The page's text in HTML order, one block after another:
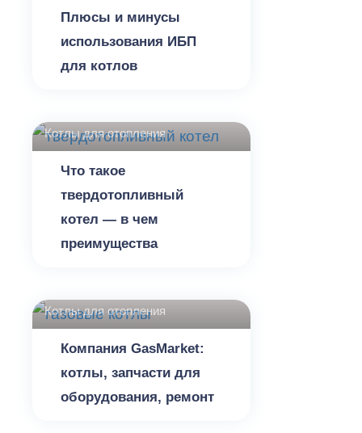
Плюсы и минусы
использования ИБП
для котлов
Котлы для отопления
Что такое
твердотопливный
котел — в чем
преимущества
Котлы для отопления
Компания GasMarket:
котлы, запчасти для
оборудования, ремонт